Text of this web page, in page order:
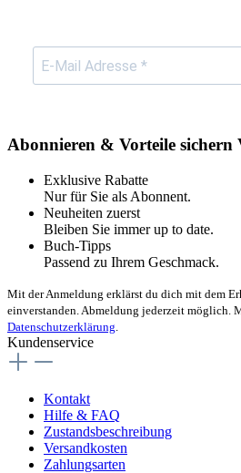
Abonnieren & Vorteile sichern
Exklusive Rabatte
Nur für Sie als Abonnent.
Neuheiten zuerst
Bleiben Sie immer up to date.
Buch-Tipps
Passend zu Ihrem Geschmack.
Mit der Anmeldung erklärst du dich mit dem
einverstanden. Abmeldung jederzeit möglich.
Datenschutzerklärung
Kundenservice
Kontakt
Hilfe & FAQ
Zustandsbeschreibung
Versandkosten
Zahlungsarten